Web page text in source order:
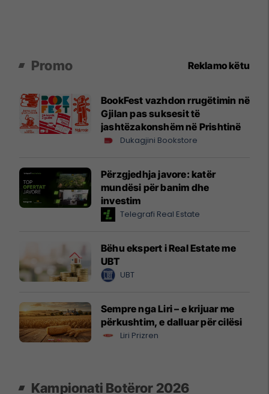
Promo Reklamo këtu
BookFest vazhdon rrugëtimin në
Gjilan pas suksesit të
jashtëzakonshëm në Prishtinë
Dukagjini Bookstore
Përzgjedhja javore: katër
mundësi për banim dhe
investim
Telegrafi Real Estate
Bëhu ekspert i Real Estate me
UBT
UBT
Sempre nga Liri – e krijuar me
përkushtim, e dalluar për cilësi
Liri Prizren
Kampionati Botëror 2026